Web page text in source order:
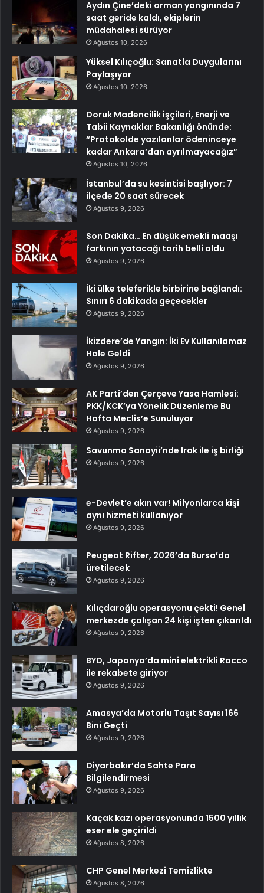
Aydın Çine’deki orman yangınında 7
saat geride kaldı, ekiplerin
müdahalesi sürüyor
Ağustos 10, 2026
Yüksel Kılıçoğlu: Sanatla Duygularını
Paylaşıyor
Ağustos 10, 2026
Doruk Madencilik işçileri, Enerji ve
Tabii Kaynaklar Bakanlığı önünde:
“Protokolde yazılanlar ödeninceye
kadar Ankara’dan ayrılmayacağız”
Ağustos 10, 2026
İstanbul’da su kesintisi başlıyor: 7
ilçede 20 saat sürecek
Ağustos 9, 2026
Son Dakika… En düşük emekli maaşı
farkının yatacağı tarih belli oldu
Ağustos 9, 2026
İki ülke teleferikle birbirine bağlandı:
Sınırı 6 dakikada geçecekler
Ağustos 9, 2026
İkizdere’de Yangın: İki Ev Kullanılamaz
Hale Geldi
Ağustos 9, 2026
AK Parti’den Çerçeve Yasa Hamlesi:
PKK/KCK’ya Yönelik Düzenleme Bu
Hafta Meclis’e Sunuluyor
Ağustos 9, 2026
Savunma Sanayii’nde Irak ile iş birliği
Ağustos 9, 2026
e-Devlet’e akın var! Milyonlarca kişi
aynı hizmeti kullanıyor
Ağustos 9, 2026
Peugeot Rifter, 2026’da Bursa’da
üretilecek
Ağustos 9, 2026
Kılıçdaroğlu operasyonu çekti! Genel
merkezde çalışan 24 kişi işten çıkarıldı
Ağustos 9, 2026
BYD, Japonya’da mini elektrikli Racco
ile rekabete giriyor
Ağustos 9, 2026
Amasya’da Motorlu Taşıt Sayısı 166
Bini Geçti
Ağustos 9, 2026
Diyarbakır’da Sahte Para
Bilgilendirmesi
Ağustos 9, 2026
Kaçak kazı operasyonunda 1500 yıllık
eser ele geçirildi
Ağustos 8, 2026
CHP Genel Merkezi Temizlikte
Ağustos 8, 2026